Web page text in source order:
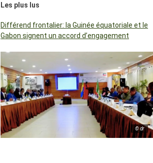
Les plus lus
Différend frontalier: la Guinée équatoriale et le
Gabon signent un accord d’engagement
© dr